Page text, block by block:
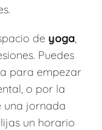
de yoga,
Puedes
para empezar
o por la
una jornada
un horario